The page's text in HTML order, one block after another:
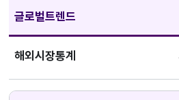
글로벌트렌드
해외시장통계